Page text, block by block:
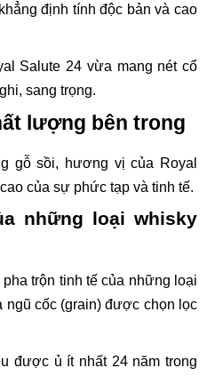
định tính độc bản và cao
Salute 24 vừa mang nét cổ
sang trọng.
lượng bên trong
gỗ sồi, hương vị của Royal
của sự phức tạp và tinh tế.
những loại whisky
trộn tinh tế của những loại
ngũ cốc (grain) được chọn lọc
được ủ ít nhất 24 năm trong